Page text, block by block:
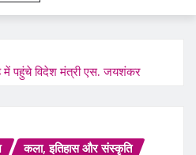
पहुंचे विदेश मंत्री एस. जयशंकर
कला, इतिहास और संस्कृति